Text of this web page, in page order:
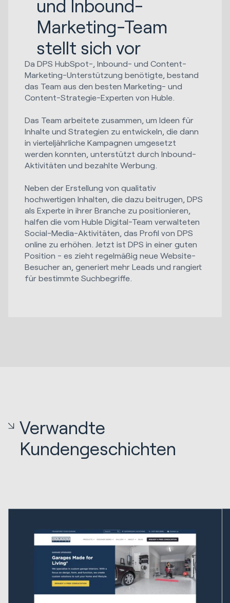
und Inbound-
Marketing-Team
stellt sich vor
Da DPS HubSpot-, Inbound- und Content-
Marketing-Unterstützung benötigte, bestand
das Team aus den besten Marketing- und
Content-Strategie-Experten von Huble.
Das Team arbeitete zusammen, um Ideen für
Inhalte und Strategien zu entwickeln, die dann
in vierteljährliche Kampagnen umgesetzt
werden konnten, unterstützt durch Inbound-
Aktivitäten und bezahlte Werbung.
Neben der Erstellung von qualitativ
hochwertigen Inhalten, die dazu beitrugen, DPS
als Experte in ihrer Branche zu positionieren,
halfen die vom Huble Digital-Team verwalteten
Social-Media-Aktivitäten, das Profil von DPS
online zu erhöhen. Jetzt ist DPS in einer guten
Position - es zieht regelmäßig neue Website-
Besucher an, generiert mehr Leads und rangiert
für bestimmte Suchbegriffe.
Verwandte
Kundengeschichten